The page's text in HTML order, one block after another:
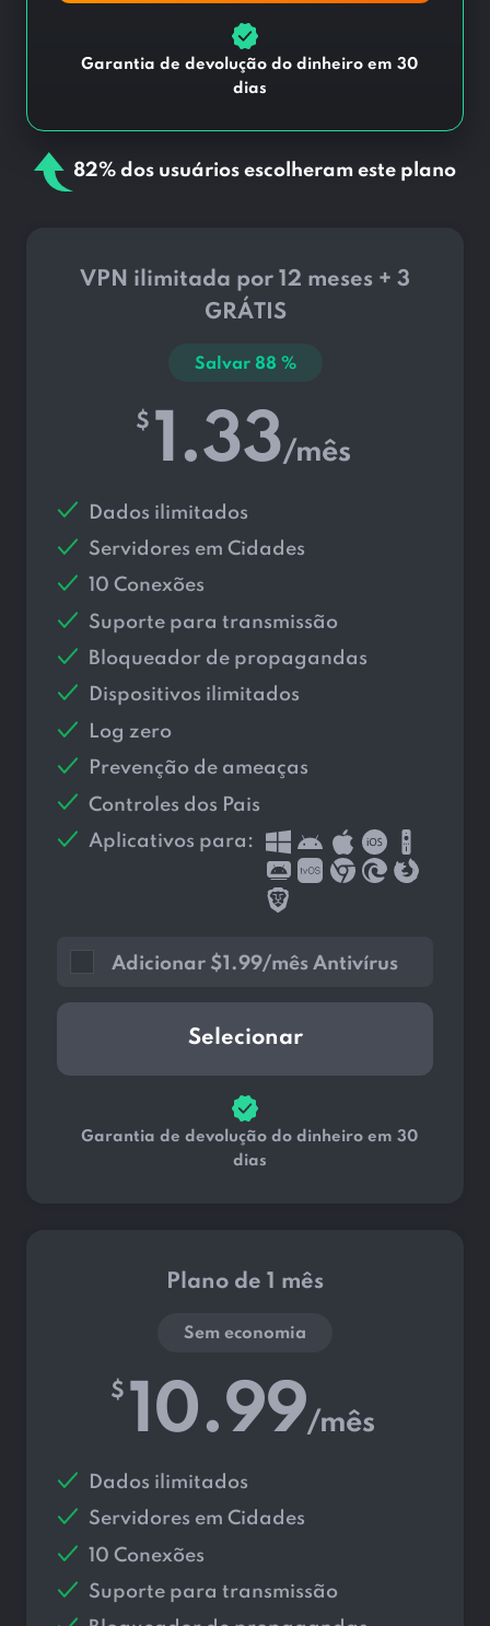
VPN ilimitada por 12 meses + 3
GRÁTIS
Salvar 88 %
$ 1.33/mês
Dados ilimitados
Servidores em Cidades
10 Conexões
Suporte para transmissão
Bloqueador de propagandas
Dispositivos ilimitados
Log zero
Prevenção de ameaças
Controles dos Pais
Aplicativos para:
Adicionar $1.99/mês Antivírus
Selecionar
Garantia de devolução do dinheiro em 30
dias
Garantia de devolução do dinheiro em 30
dias
82% dos usuários escolheram este plano
Plano de 1 mês
Sem economia
$ 10.99/mês
Dados ilimitados
Servidores em Cidades
10 Conexões
Suporte para transmissão